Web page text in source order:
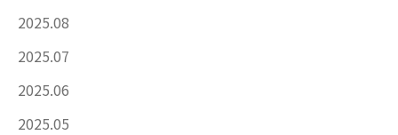
2025.08
2025.07
2025.06
2025.05